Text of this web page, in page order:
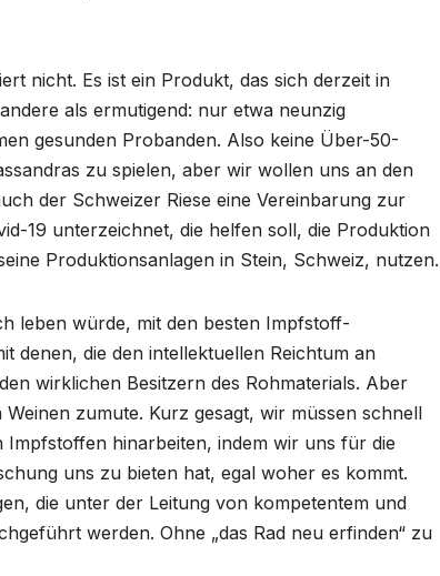
nicht. Es ist ein Produkt, das sich derzeit in
als ermutigend: nur etwa neunzig
gesunden Probanden. Also keine Über-50-
zu spielen, aber wir wollen uns an den
der Schweizer Riese eine Vereinbarung zur
19 unterzeichnet, die helfen soll, die Produktion
Produktionsanlagen in Stein, Schweiz, nutzen.
leben würde, mit den besten Impfstoff-
denen, die den intellektuellen Reichtum an
wirklichen Besitzern des Rohmaterials. Aber
zumute. Kurz gesagt, wir müssen schnell
hinarbeiten, indem wir uns für die
uns zu bieten hat, egal woher es kommt.
die unter der Leitung von kompetentem und
werden. Ohne „das Rad neu erfinden“ zu